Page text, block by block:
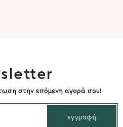
στην επόμενη αγορά σου!
εγγραφή